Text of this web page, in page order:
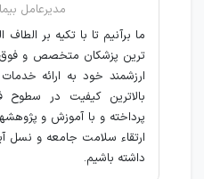
مدیرعامل
ما برآنيم تا با تکیه بر
ترين پزشكان متخصص و
ارزشمند خود به ارائه
بالاترين کیفیت در
پرداخته و با آموزش و
ارتقاء سلامت جامعه و نسل
داشته باشیم.